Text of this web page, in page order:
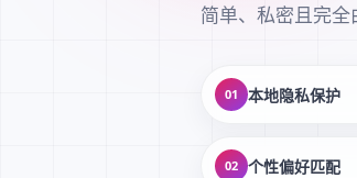
简单、私密且完全
01 本地隐私保护
02 个性偏好匹配